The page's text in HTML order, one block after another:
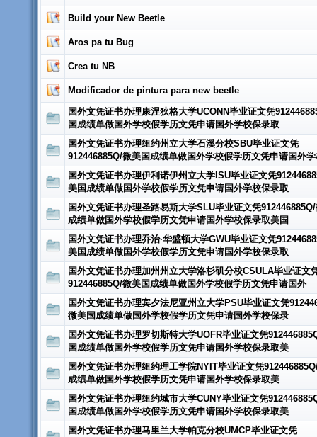
Build your New Beetle
Aros pa tu Bug
Crea tu NB
Modificador de pintura para new beetle
国外文凭证书办理康涅狄格大学UCONN毕业证文凭
国成绩单做国外学校假学历文凭申请国外学校保录取
国外文凭证书办理纽约州立大学石溪分校SBU毕业证文凭
912446885Q/微美国成绩单做国外学校假学历文凭申请国外
国外文凭证书办理伊利诺伊州立大学ISU毕业证文凭
美国成绩单做国外学校假学历文凭申请国外学校保录取
国外文凭证书办理圣路易斯大学SLU毕业证文凭
成绩单做国外学校假学历文凭申请国外学校保录取美国
国外文凭证书办理乔治·华盛顿大学GWU毕业证文凭
美国成绩单做国外学校假学历文凭申请国外学校保录取
国外文凭证书办理加州州立大学洛杉矶分校CSULA毕业证文
912446885Q/微美国成绩单做国外学校假学历文凭申请国外
国外文凭证书办理宾夕法尼亚州立大学PSU毕业证文凭
微美国成绩单做国外学校假学历文凭申请国外学校保录
国外文凭证书办理罗切斯特大学UOFR毕业证文凭
国成绩单做国外学校假学历文凭申请国外学校保录取美
国外文凭证书办理纽约理工学院NYIT毕业证文凭
成绩单做国外学校假学历文凭申请国外学校保录取美
国外文凭证书办理纽约城市大学CUNY毕业证文凭
国成绩单做国外学校假学历文凭申请国外学校保录取美
国外文凭证书办理马里兰大学帕克分校UMCP毕业证文凭